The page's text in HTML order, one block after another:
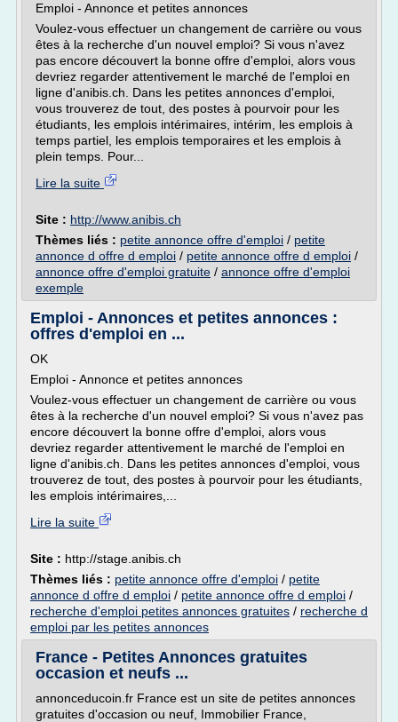
Emploi - Annonce et petites annonces
Voulez-vous effectuer un changement de carrière ou vous
êtes à la recherche d'un nouvel emploi? Si vous n'avez
pas encore découvert la bonne offre d'emploi, alors vous
devriez regarder attentivement le marché de l'emploi en
ligne d'anibis.ch. Dans les petites annonces d'emploi,
vous trouverez de tout, des postes à pourvoir pour les
étudiants, les emplois intérimaires, intérim, les emplois à
temps partiel, les emplois temporaires et les emplois à
plein temps. Pour...
Lire la suite
Site : http://www.anibis.ch
Thèmes liés : petite annonce offre d'emploi / petite
annonce d offre d emploi / petite annonce offre d emploi /
annonce offre d'emploi gratuite / annonce offre d'emploi
exemple
Emploi - Annonces et petites annonces :
offres d'emploi en ...
OK
Emploi - Annonce et petites annonces
Voulez-vous effectuer un changement de carrière ou vous
êtes à la recherche d'un nouvel emploi? Si vous n'avez pas
encore découvert la bonne offre d'emploi, alors vous
devriez regarder attentivement le marché de l'emploi en
ligne d'anibis.ch. Dans les petites annonces d'emploi, vous
trouverez de tout, des postes à pourvoir pour les étudiants,
les emplois intérimaires,...
Lire la suite
Site : http://stage.anibis.ch
Thèmes liés : petite annonce offre d'emploi / petite
annonce d offre d emploi / petite annonce offre d emploi /
recherche d'emploi petites annonces gratuites / recherche d
emploi par les petites annonces
France - Petites Annonces gratuites
occasion et neufs ...
annonceducoin.fr France est un site de petites annonces
gratuites d'occasion ou neuf, Immobilier France,